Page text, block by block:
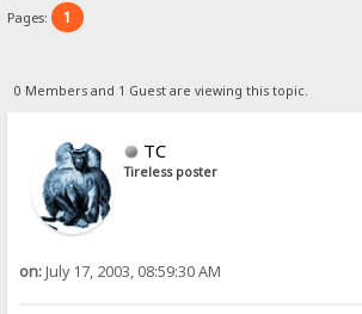
Pages: 1
0 Members and 1 Guest are viewing this topic.
TC
Tireless poster
on:July 17, 2003, 08:59:30 AM